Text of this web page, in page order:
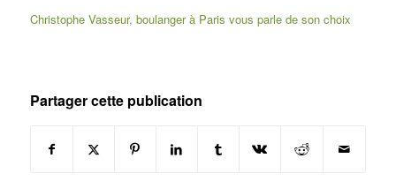
Christophe Vasseur, boulanger à Paris vous parle de son choix
Partager cette publication